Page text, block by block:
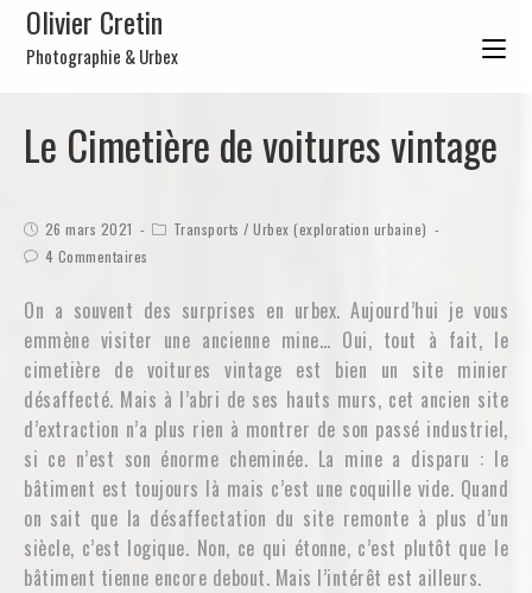
Olivier Cretin
Photographie & Urbex
Le Cimetière de voitures vintage
26 mars 2021 Transports / Urbex (exploration urbaine)
4 Commentaires
On a souvent des surprises en urbex. Aujourd’hui je vous
emmène visiter une ancienne mine… Oui, tout à fait, le
cimetière de voitures vintage est bien un site minier
désaffecté. Mais à l’abri de ses hauts murs, cet ancien site
d’extraction n’a plus rien à montrer de son passé industriel,
si ce n’est son énorme cheminée. La mine a disparu : le
bâtiment est toujours là mais c’est une coquille vide. Quand
on sait que la désaffectation du site remonte à plus d’un
siècle, c’est logique. Non, ce qui étonne, c’est plutôt que le
bâtiment tienne encore debout. Mais l’intérêt est ailleurs.